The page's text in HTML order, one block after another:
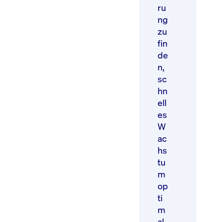
ru
ng
zu
fin
de
n,
sc
hn
ell
es
W
ac
hs
tu
m
op
ti
m